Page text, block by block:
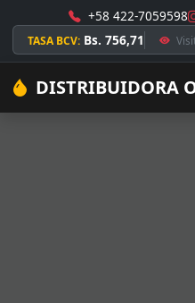
+58 422-7059598
TASA BCV: Bs. 756,71
DISTRIBUIDORA